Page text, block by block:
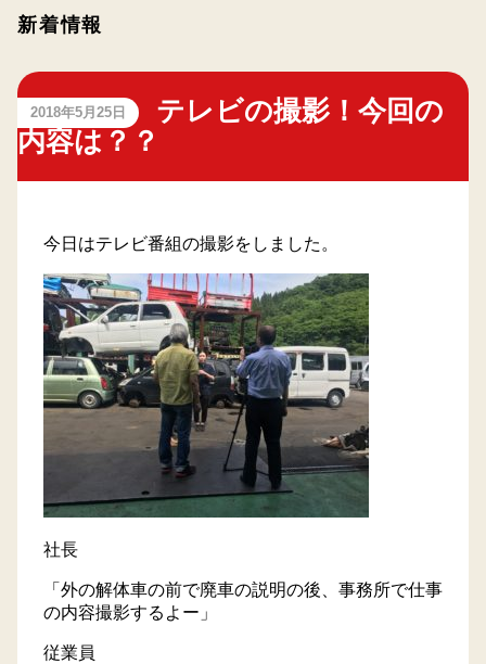
廃車・解体Q＆A
査定のお申し込み
パーツのお見積もり
会社概要
プライバシーポリシー
採用情報
新着情報
2018年5月25日
テレビの撮影！今回の
内容は？？
今日はテレビ番組の撮影をしました。
社長
「外の解体車の前で廃車の説明の後、事務所で仕事
の内容撮影するよー」
従業員